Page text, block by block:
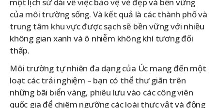
của môi trường sống. Và kết quả là các thành phố và
trung tâm khu vực được sạch sẽ bền vững với nhiều
không gian xanh và ô nhiễm không khí tương đối
thấp.
Môi trường tự nhiên đa dạng của Úc mang đến một
loạt các trải nghiệm – bạn có thể thư giãn trên
những bãi biển vàng, phiêu lưu vào các công viên
quốc gia để chiêm ngưỡng các loài thực vật và động